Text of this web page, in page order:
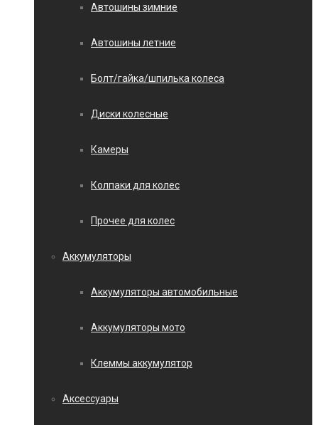
Автошины зимние
Автошины летние
Болт/гайка/шпилька колеса
Диски колесные
Камеры
Колпаки для колес
Прочее для колес
Аккумуляторы
Аккумуляторы автомобильные
Аккумуляторы мото
Клеммы аккумулятор
Аксессуары